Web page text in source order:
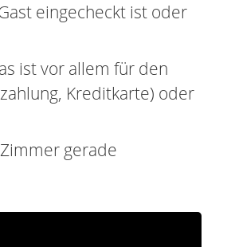
eingecheckt ist oder
ist vor allem für den
Kreditkarte) oder
gerade